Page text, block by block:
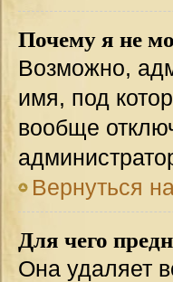
Почему я не
Возможно,
имя, под
вообще
Вернуться
Для чего
Она удаляет